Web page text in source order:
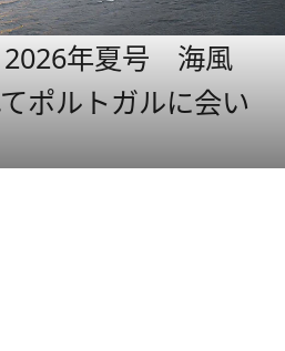
2026年夏号 海風
ポルトガルに会い